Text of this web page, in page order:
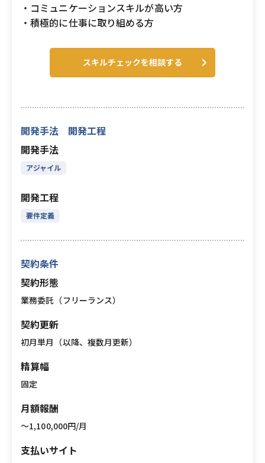
・コミュニケーションスキルが高い方
・積極的に仕事に取り組める方
スキルチェックを相談する
開発手法 開発工程
開発手法
アジャイル
開発工程
要件定義
契約条件
契約形態
業務委託（フリーランス）
契約更新
初月単月（以降、複数月更新）
精算幅
固定
月額報酬
〜1,100,000円/月
支払いサイト